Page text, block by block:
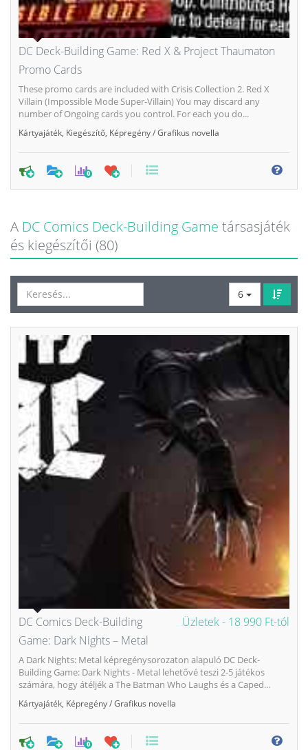
DC Deck-Building Game: Red X & Project Thaumaton
Promo Cards
These promo cards are included with Crisis Collection 2. Red X
Villain (Impossible Mode Super-Villain) You may discard any
number of Ongoing cards you control. For each you do...
Kártyajáték Kiegészítő Képregény / Grafikus novella
0
A DC Comics Deck-Building Game társasjáték
és kiegészítői (80)
6
Üzletek - 18 990 Ft-tól
DC Comics Deck-Building
Game: Dark Nights – Metal
A Dark Nights: Metal képregénysorozaton alapuló DC Deck-
Building Game: Dark Nights - Metal lehetővé teszi 2-5 játékos
számára, hogy átéljék a The Batman Who Laughs és a Caped...
Kártyajáték Képregény / Grafikus novella
0